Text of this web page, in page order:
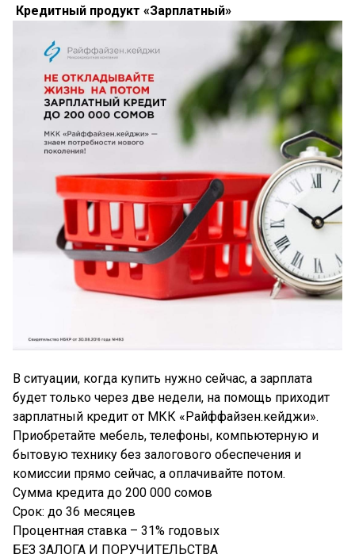
Кредитный продукт «Зарплатный»
В ситуации, когда купить нужно сейчас, а зарплата
будет только через две недели, на помощь приходит
зарплатный кредит от МКК «Райффайзен.кейджи».
Приобретайте мебель, телефоны, компьютерную и
бытовую технику без залогового обеспечения и
комиссии прямо сейчас, а оплачивайте потом.
Сумма кредита до 200 000 сомов
Срок: до 36 месяцев
Процентная ставка – 31% годовых
БЕЗ ЗАЛОГА И ПОРУЧИТЕЛЬСТВА